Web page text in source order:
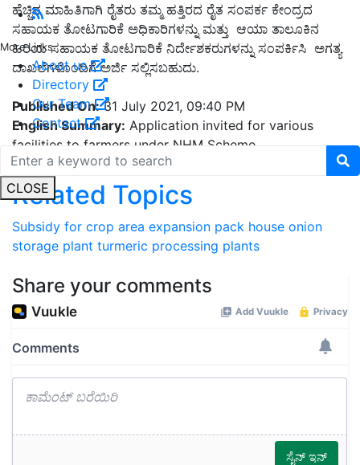
More Links
About us
Directory
Our Team
Contact
CLOSE
ಸಹಾಯಕ ತೋಟಗಾರಿಕೆ ಅಧಿಕಾರಿಗಳನ್ನು ಮತ್ತು ಆಯಾ ತಾಲೂಕಿನ
ಹಿರಿಯ ಸಹಾಯಕ ತೋಟಗಾರಿಕೆ ನಿರ್ದೇಶಕರುಗಳನ್ನು ಸಂಪರ್ಕಿಸಿ ಅಗತ್ಯ
ದಾಖಲೆಗಳೊಂದಿಗೆ ಅರ್ಜಿ ಸಲ್ಲಿಸಬಹುದು.
Published On:31 July 2021, 09:40 PM
English Summary:Application invited for various
facilities to farmers under NHM Scheme
Related Topics
Subsidy for crop area expansion
storage plant turmeric processing plants